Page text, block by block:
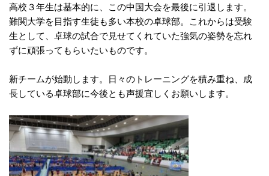
高校３年生は基本的に、この中国大会を最後に引退します。
難関大学を目指す生徒も多い本校の卓球部。これからは受験
生として、卓球の試合で見せてくれていた強気の姿勢を忘れ
ずに頑張ってもらいたいものです。
新チームが始動します。日々のトレーニングを積み重ね、成
長している卓球部に今後とも声援宜しくお願いします。